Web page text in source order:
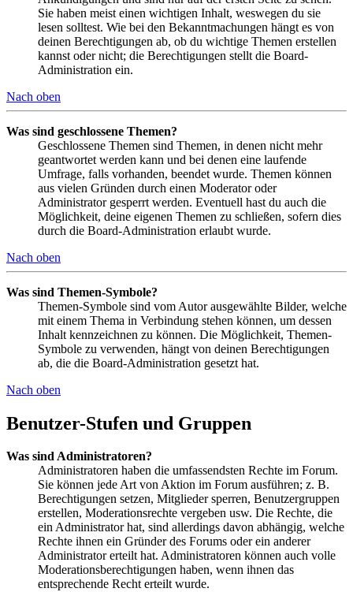
Sie haben meist einen wichtigen Inhalt, weswegen du sie
lesen solltest. Wie bei den Bekanntmachungen hängt es von
deinen Berechtigungen ab, ob du wichtige Themen erstellen
kannst oder nicht; die Berechtigungen stellt die Board-
Administration ein.
Nach oben
Was sind geschlossene Themen?
Geschlossene Themen sind Themen, in denen nicht mehr
geantwortet werden kann und bei denen eine laufende
Umfrage, falls vorhanden, beendet wurde. Themen können
aus vielen Gründen durch einen Moderator oder
Administrator gesperrt werden. Eventuell hast du auch die
Möglichkeit, deine eigenen Themen zu schließen, sofern dies
durch die Board-Administration erlaubt wurde.
Nach oben
Was sind Themen-Symbole?
Themen-Symbole sind vom Autor ausgewählte Bilder, welche
mit einem Thema in Verbindung stehen können, um dessen
Inhalt kennzeichnen zu können. Die Möglichkeit, Themen-
Symbole zu verwenden, hängt von deinen Berechtigungen
ab, die die Board-Administration gesetzt hat.
Nach oben
Benutzer-Stufen und Gruppen
Was sind Administratoren?
Administratoren haben die umfassendsten Rechte im Forum.
Sie können jede Art von Aktion im Forum ausführen; z. B.
Berechtigungen setzen, Mitglieder sperren, Benutzergruppen
erstellen, Moderationsrechte vergeben usw. Die Rechte, die
ein Administrator hat, sind allerdings davon abhängig, welche
Rechte ihnen ein Gründer des Forums oder ein anderer
Administrator erteilt hat. Administratoren können auch volle
Moderationsberechtigungen haben, wenn ihnen das
entsprechende Recht erteilt wurde.